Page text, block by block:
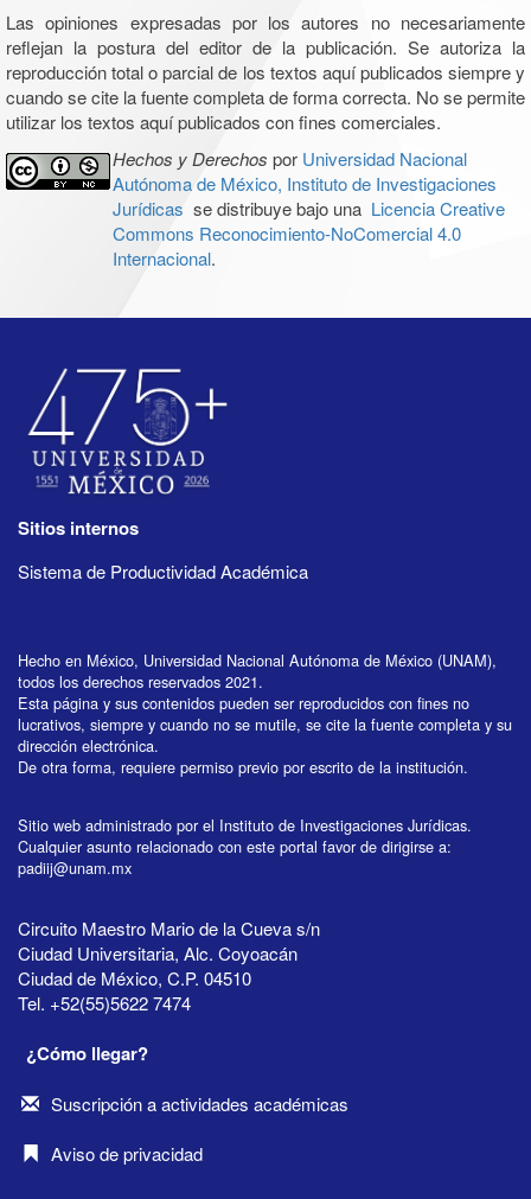
Las opiniones expresadas por los autores no necesariamente
reflejan la postura del editor de la publicación. Se autoriza la
reproducción total o parcial de los textos aquí publicados siempre y
cuando se cite la fuente completa de forma correcta. No se permite
utilizar los textos aquí publicados con fines comerciales.
Hechos y Derechos por Universidad Nacional
Autónoma de México, Instituto de Investigaciones
Jurídicas se distribuye bajo una Licencia Creative
Commons Reconocimiento-NoComercial 4.0
Internacional.
Sitios internos
Sistema de Productividad Académica
Hecho en México, Universidad Nacional Autónoma de México (UNAM),
todos los derechos reservados 2021.
Esta página y sus contenidos pueden ser reproducidos con fines no
lucrativos, siempre y cuando no se mutile, se cite la fuente completa y su
dirección electrónica.
De otra forma, requiere permiso previo por escrito de la institución.
Sitio web administrado por el Instituto de Investigaciones Jurídicas.
Cualquier asunto relacionado con este portal favor de dirigirse a:
padiij@unam.mx
Circuito Maestro Mario de la Cueva s/n
Ciudad Universitaria, Alc. Coyoacán
Ciudad de México, C.P. 04510
Tel. +52(55)5622 7474
¿Cómo llegar?
Suscripción a actividades académicas
Aviso de privacidad